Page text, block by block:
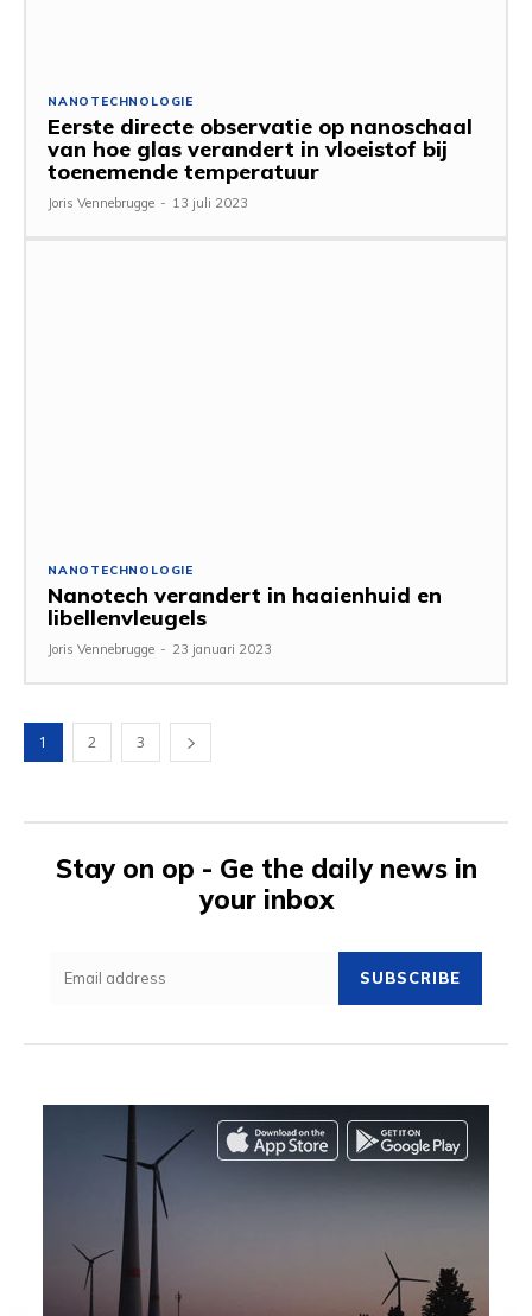
NANOTECHNOLOGIE
Eerste directe observatie op nanoschaal
van hoe glas verandert in vloeistof bij
toenemende temperatuur
Joris Vennebrugge - 13 juli 2023
NANOTECHNOLOGIE
Nanotech verandert in haaienhuid en
libellenvleugels
Joris Vennebrugge - 23 januari 2023
1 2 3
Stay on op - Ge the daily news in
your inbox
SUBSCRIBE